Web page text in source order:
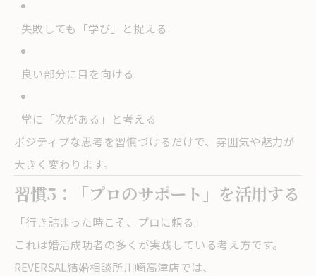
失敗しても「学び」と捉える
良い部分に目を向ける
常に「次がある」と考える
ポジティブな思考を習慣づけるだけで、雰囲気や魅力が
大きく変わります。
習慣5：「プロのサポート」を活用する
「行き詰まった時こそ、プロに頼る」
これは婚活成功者の多くが実践している考え方です。
REVERSAL結婚相談所川崎高津店では、